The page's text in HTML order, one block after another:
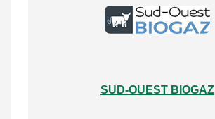
SUD-OUEST BIOGAZ